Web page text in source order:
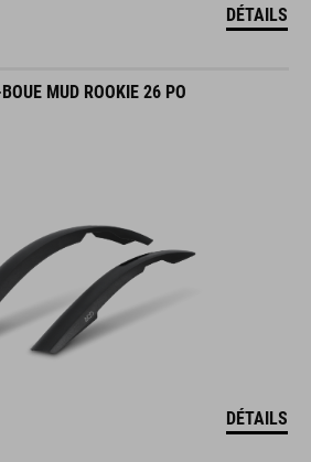
DÉTAILS
MUD ROOKIE 26 PO
DÉTAILS